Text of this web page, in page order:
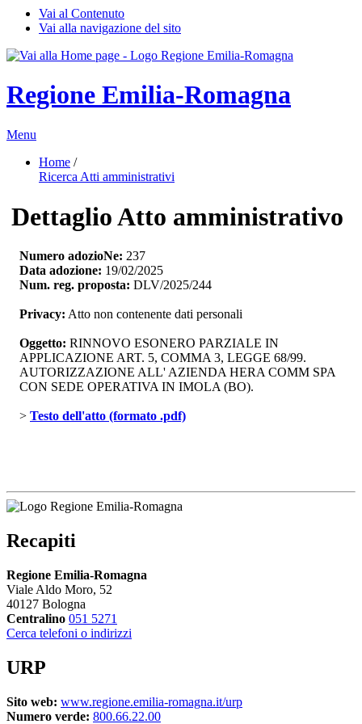
Vai al Contenuto
Vai alla navigazione del sito
Regione Emilia-Romagna
Menu
Home /
Ricerca Atti amministrativi
Dettaglio Atto amministrativo
Numero adozioNe: 237
Data adozione: 19/02/2025
Num. reg. proposta: DLV/2025/244
Privacy: Atto non contenente dati personali
Oggetto: RINNOVO ESONERO PARZIALE IN
APPLICAZIONE ART. 5, COMMA 3, LEGGE 68/99.
AUTORIZZAZIONE ALL' AZIENDA HERA COMM SPA
CON SEDE OPERATIVA IN IMOLA (BO).
> Testo dell'atto (formato .pdf)
Recapiti
Regione Emilia-Romagna
Viale Aldo Moro, 52
40127 Bologna
Centralino 051 5271
Cerca telefoni o indirizzi
URP
Sito web: www.regione.emilia-romagna.it/urp
Numero verde: 800.66.22.00